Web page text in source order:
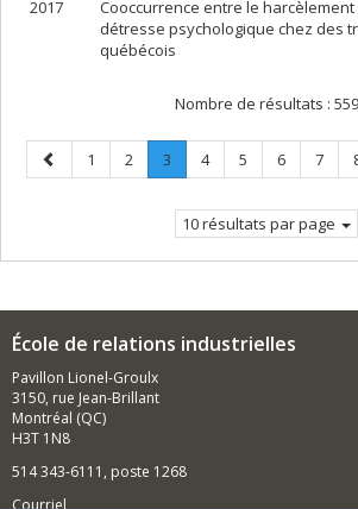
2017
Cooccurrence entre le
détresse psychologique chez des
québécois
Nombre de résultats : 559
Page
précédente
Page
1 Page
2 Page
3
Page
Page
4 Page
5 Page
6 Page
7
10 résultats par page
École de relations industrielles
Pavillon Lionel-Groulx
3150, rue Jean-Brillant
Montréal (QC)
H3T 1N8
514 343-6111, poste 1268
Courriel